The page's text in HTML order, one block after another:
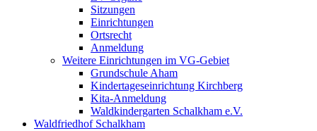
Sitzungen
Einrichtungen
Ortsrecht
Anmeldung
Weitere Einrichtungen im VG-Gebiet
Grundschule Aham
Kindertageseinrichtung Kirchberg
Kita-Anmeldung
Waldkindergarten Schalkham e.V.
Waldfriedhof Schalkham